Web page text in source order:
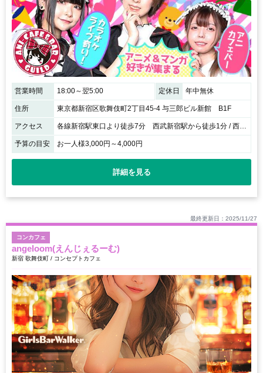
営業時間 18:00～翌5:00 定休日 年中無休
住所 東京都新宿区歌舞伎町2丁目45-4 与三郎ビル新館 B1F
アクセス 各線新宿駅東口より徒歩7分 西武新宿駅から徒歩1分 / 西武新宿駅北口、ローソン斜め前ケパブ屋さんをまっすぐ。 ライブハウスMARSさんを通り、ゴーゴーカレー西武新宿店さんの隣の隣。 JR新宿駅東口、歌舞伎町口ゴジラのビルを目指し、新宿交番さんをみつけたらゴーゴーカレー西武新宿店さんを目印に隣の隣。
予算の目安 お一人様3,000円～4,000円
詳細を見る
最終更新日：2025/11/27
コンカフェ
angeloom(えんじぇるーむ)
新宿 歌舞伎町 / コンセプトカフェ